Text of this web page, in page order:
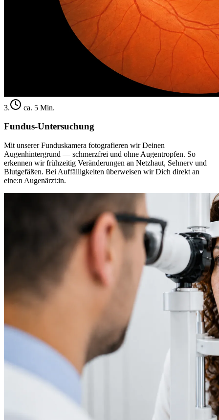
3. ca. 5 Min.
Fundus-Untersuchung
Mit unserer Funduskamera fotografieren wir Deinen
Augenhintergrund — schmerzfrei und ohne Augentropfen. So
erkennen wir frühzeitig Veränderungen an Netzhaut, Sehnerv und
Blutgefäßen. Bei Auffälligkeiten überweisen wir Dich direkt an
eine:n Augenärzt:in.